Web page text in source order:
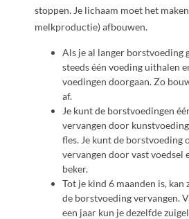
stoppen. Je lichaam moet het
melkproductie) afbouwen.
Als je al langer borstvoeding
steeds één voeding uithalen
voedingen doorgaan. Zo
af.
Je kunt de borstvoedingen
vervangen door
fles. Je kunt de borstvoeding
vervangen door vast voedsel
beker.
Tot je kind 6 maanden is,
de borstvoeding vervangen.
een jaar kun je dezelfde